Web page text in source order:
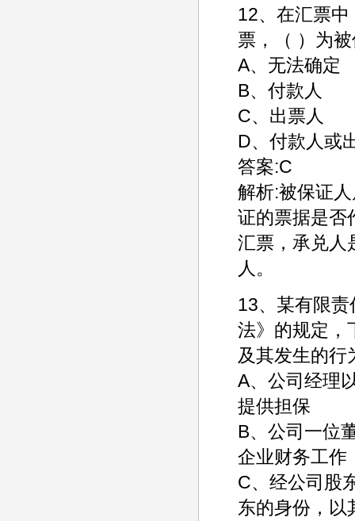
12、在汇票
票，（ ）为
A、无法确定
B、付款人
C、出票人
D、付款人或
答案:C
解析:被保证
证的票据是否
汇票，承兑人
人。
13、某有限
法》的规定，
及其发生的行
A、公司经理
提供担保
B、公司一位
企业财务工作
C、经公司股
东的身份，以